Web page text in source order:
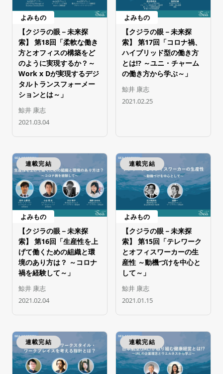
よみもの
【クジラの眼－未来探
索】 第18回「柔軟な働き
方とオフィスの構築をど
のように実現するか？～
Work x Dが実現するデジ
タルトランスフォーメー
ションとは～」
鯨井 康志
2021.03.04
よみもの
【クジラの眼－未来探
索】 第17回「コロナ禍、
ハイブリッド型の働き方
とは!? ～ユニ・チャーム
の働き方から学ぶ～」
鯨井 康志
2021.02.25
連載完結
よみもの
【クジラの眼－未来探
索】 第16回「生産性を上
げて働くための組織と環
境のあり方は？ ～コロナ
禍を経験して～」
鯨井 康志
2021.02.04
連載完結
よみもの
【クジラの眼－未来探
索】 第15回「テレワーク
とオフィスワーカーの生
産性 ～動機づけを中心と
して～」
鯨井 康志
2021.01.15
連載完結 連載完結